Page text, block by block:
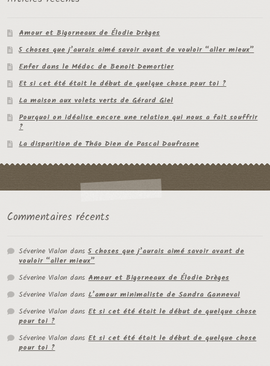
Amour et Bigorneaux de Élodie Drèges
5 choses que j’aurais aimé savoir avant de vouloir “aller mieux”
Enfer dans le Médoc de Benoit Demortier
Et si cet été était le début de quelque chose pour toi ?
La maison aux volets verts de Gérard Giel
Pourquoi on idéalise encore une relation qui nous a fait souffrir
?
La disparition de Thâo Dien de Pascal Daufrasne
Commentaires récents
Séverine Vialon dans5 choses que j’aurais aimé savoir avant de
vouloir “aller mieux”
Séverine Vialon dansAmour et Bigorneaux de Élodie Drèges
Séverine Vialon dansL’amour minimaliste de Sandra Ganneval
Séverine Vialon dansEt si cet été était le début de quelque chose
pour toi ?
Séverine Vialon dansEt si cet été était le début de quelque chose
pour toi ?